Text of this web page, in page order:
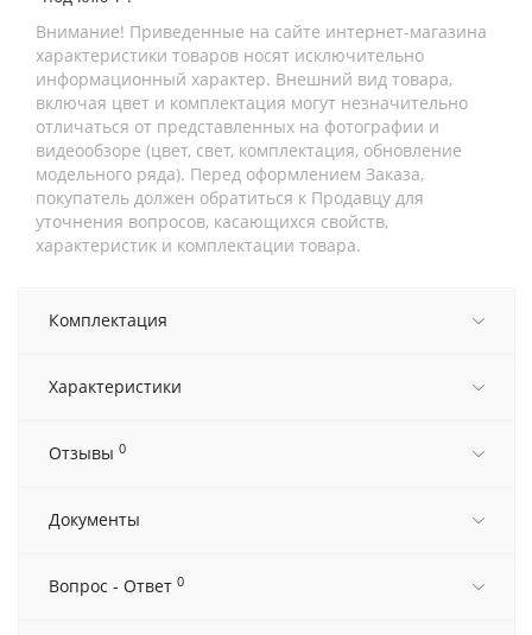
Внимание! Приведенные на сайте интернет-магазина
характеристики товаров носят исключительно
информационный характер. Внешний вид товара,
включая цвет и комплектация могут незначительно
отличаться от представленных на фотографии и
видеообзоре (цвет, свет, комплектация, обновление
модельного ряда). Перед оформлением Заказа,
покупатель должен обратиться к Продавцу для
уточнения вопросов, касающихся свойств,
характеристик и комплектации товара.
Комплектация
Характеристики
Отзывы 0
Документы
Вопрос - Ответ 0